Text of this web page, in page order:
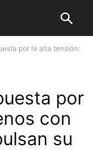
por la alta tensión:
por
con
su